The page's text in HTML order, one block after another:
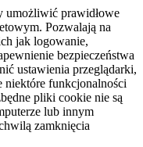
umożliwić prawidłowe
Pozwalają na
jak logowanie,
bezpieczeństwa
ustawienia przeglądarki,
niektóre funkcjonalności
pliki cookie nie są
lub innym
zamknięcia